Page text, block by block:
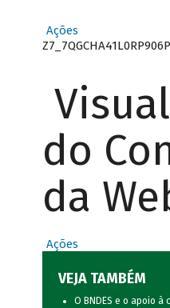
Ações
do
da
Ações
VEJA TAMBÉM
O BNDES e o apoio à